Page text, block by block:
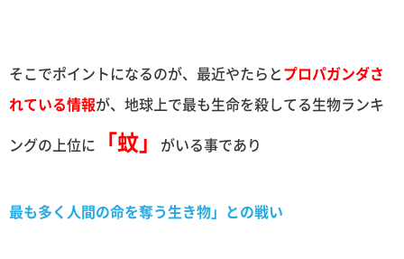
そこでポイントになるのが、最近やたらとプロパガンダさ
れている情報が、地球上で最も生命を殺してる生物ランキ
ングの上位に
「蚊」 がいる事であり
最も多く人間の命を奪う生き物」との戦い